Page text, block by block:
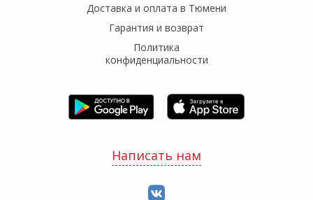
Доставка и оплата в Тюмени
Гарантия и возврат
Политика
конфиденциальности
Написать нам